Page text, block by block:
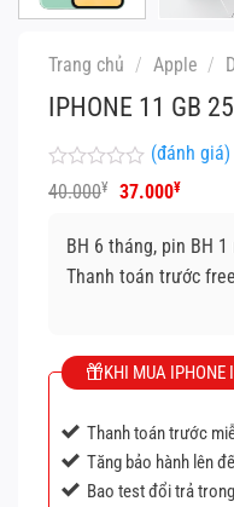
Trang chủ / Apple /
IPHONE 11 GB
Được
xếp
sao
(đánh giá)
40.000¥
Giá
là:
40.000¥.
37.000¥Giá
tại
là:
BH 6 tháng, pin BH
Thanh toán trước
KHI MUA IPHONE
Thanh toán trước
Tăng bảo hành lên
Bao test đổi trả